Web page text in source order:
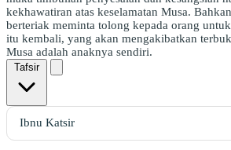
kekhawatiran atas keselamatan Musa.
berteriak meminta tolong kepada orang
itu kembali, yang akan mengakibatkan
Musa adalah anaknya sendiri.
Tafsir